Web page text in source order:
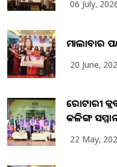
06 July,
ମାଲାବାର
20 June,
ରୋଟାରୀ
କଳିଙ୍ଗ
22 May,